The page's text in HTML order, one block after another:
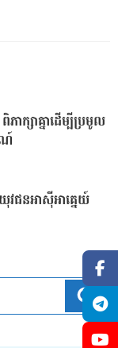
ក្សាគ្នាដើម្បីប្រមូល
ណ៍
វជនអាស៊ីអាគ្នេយ៍
ស្វែ